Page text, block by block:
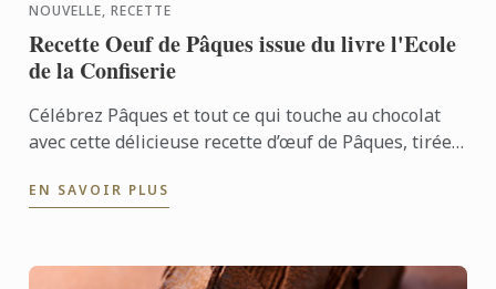
NOUVELLE, RECETTE
Recette Oeuf de Pâques issue du livre l'Ecole
de la Confiserie
Célébrez Pâques et tout ce qui touche au chocolat
avec cette délicieuse recette d’œuf de Pâques, tirée
EN SAVOIR PLUS